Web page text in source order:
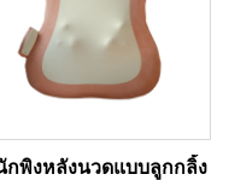
กพิงหลังนวดแบบลูกกลิ้ง